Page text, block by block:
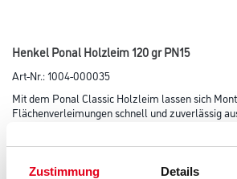
Zustimmung Details
Henkel Ponal Holzleim 120 gr PN15
Art-Nr.:1004-000035
Mit dem Ponal Classic Holzleim lassen sich
Flächenverleimungen schnell und zuverlässig
sich ideal für Montageverleimungen (Dübel, Nut